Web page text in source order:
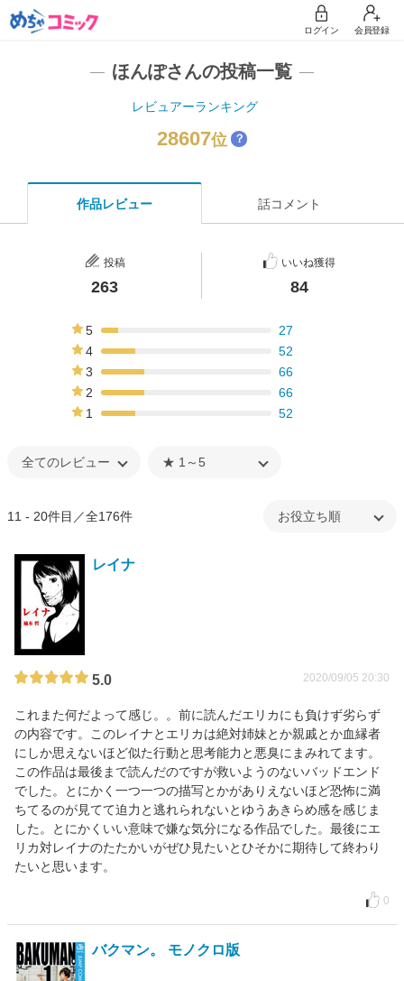
ログイン 会員登録
ほんぽさんの投稿一覧
レビュアーランキング
28607位 ？
作品レビュー 話コメント
投稿
263
いいね獲得
84
5
27
4
52
3
66
2
66
1
52
11 - 20件目／全176件
レイナ
5.0 2020/09/05 20:30
これまた何だよって感じ。。前に読んだエリカにも負けず劣らず
の内容です。このレイナとエリカは絶対姉妹とか親戚とか血縁者
にしか思えないほど似た行動と思考能力と悪臭にまみれてます。
この作品は最後まで読んだのですが救いようのないバッドエンド
でした。とにかく一つ一つの描写とかがありえないほど恐怖に満
ちてるのが見てて迫力と逃れられないとゆうあきらめ感を感じま
した。とにかくいい意味で嫌な気分になる作品でした。最後にエ
リカ対レイナのたたかいがぜひ見たいとひそかに期待して終わり
たいと思います。
0
バクマン。 モノクロ版